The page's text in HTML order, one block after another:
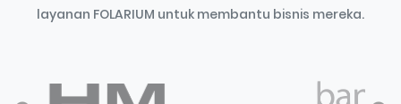
layanan FOLARIUM untuk membantu bisnis mereka.